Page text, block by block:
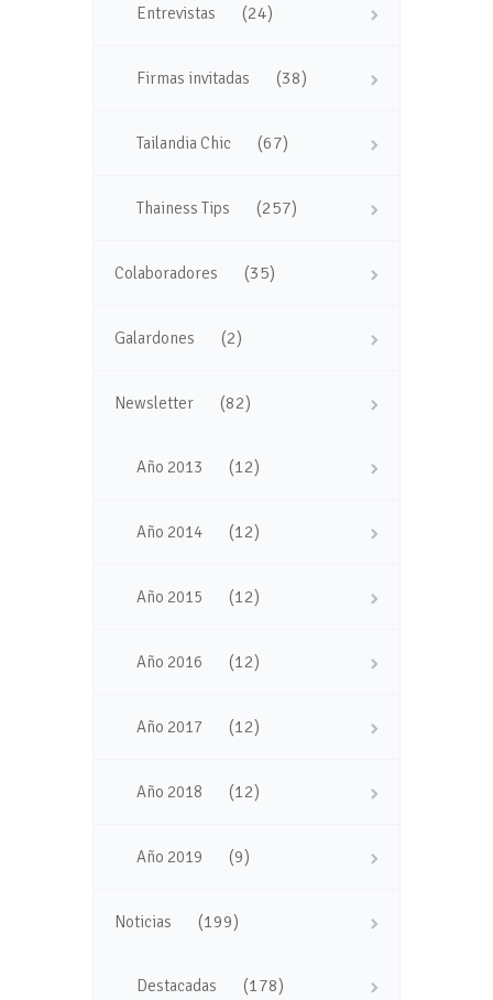
Entrevistas (24)
Firmas invitadas (38)
Tailandia Chic (67)
Thainess Tips (257)
Colaboradores (35)
Galardones (2)
Newsletter (82)
Año 2013 (12)
Año 2014 (12)
Año 2015 (12)
Año 2016 (12)
Año 2017 (12)
Año 2018 (12)
Año 2019 (9)
Noticias (199)
Destacadas (178)